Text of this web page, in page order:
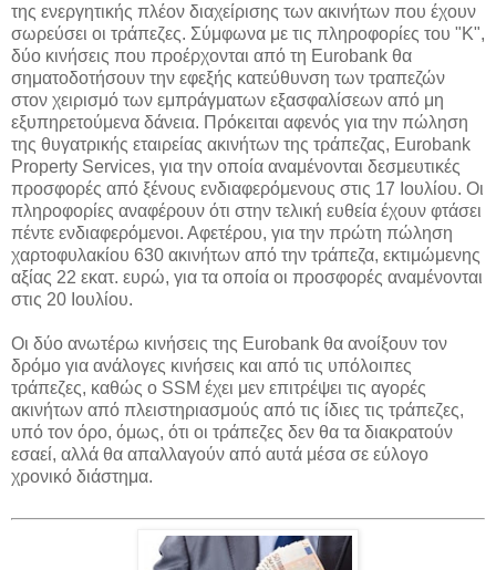
της ενεργητικής πλέον διαχείρισης των ακινήτων που έχουν
σωρεύσει οι τράπεζες. Σύμφωνα με τις πληροφορίες του "Κ",
δύο κινήσεις που προέρχονται από τη Eurobank θα
σηματοδοτήσουν την εφεξής κατεύθυνση των τραπεζών
στον χειρισμό των εμπράγματων εξασφαλίσεων από μη
εξυπηρετούμενα δάνεια. Πρόκειται αφενός για την πώληση
της θυγατρικής εταιρείας ακινήτων της τράπεζας, Eurobank
Property Services, για την οποία αναμένονται δεσμευτικές
προσφορές από ξένους ενδιαφερόμενους στις 17 Ιουλίου. Οι
πληροφορίες αναφέρουν ότι στην τελική ευθεία έχουν φτάσει
πέντε ενδιαφερόμενοι. Αφετέρου, για την πρώτη πώληση
χαρτοφυλακίου 630 ακινήτων από την τράπεζα, εκτιμώμενης
αξίας 22 εκατ. ευρώ, για τα οποία οι προσφορές αναμένονται
στις 20 Ιουλίου.
Οι δύο ανωτέρω κινήσεις της Eurobank θα ανοίξουν τον
δρόμο για ανάλογες κινήσεις και από τις υπόλοιπες
τράπεζες, καθώς ο SSM έχει μεν επιτρέψει τις αγορές
ακινήτων από πλειστηριασμούς από τις ίδιες τις τράπεζες,
υπό τον όρο, όμως, ότι οι τράπεζες δεν θα τα διακρατούν
εσαεί, αλλά θα απαλλαγούν από αυτά μέσα σε εύλογο
χρονικό διάστημα.